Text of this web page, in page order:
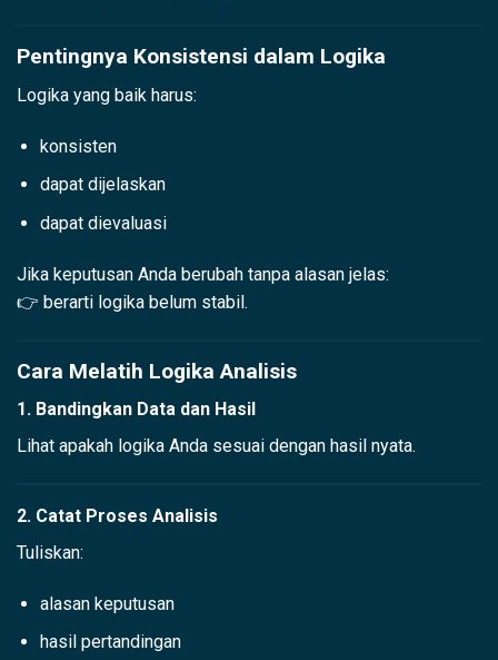
Pentingnya Konsistensi dalam Logika
Logika yang baik harus:
konsisten
dapat dijelaskan
dapat dievaluasi
Jika keputusan Anda berubah tanpa alasan jelas:
👉 berarti logika belum stabil.
Cara Melatih Logika Analisis
1. Bandingkan Data dan Hasil
Lihat apakah logika Anda sesuai dengan hasil nyata.
2. Catat Proses Analisis
Tuliskan:
alasan keputusan
hasil pertandingan